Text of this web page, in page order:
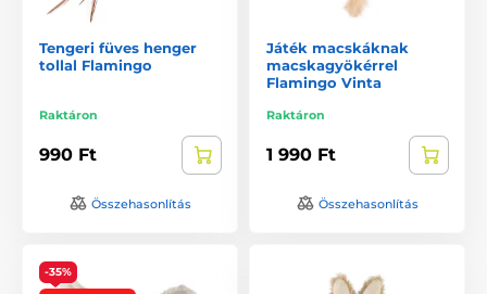
Tengeri füves henger
tollal Flamingo
Raktáron
990 Ft
Összehasonlítás
Játék macskáknak
macskagyökérrel
Flamingo Vinta
Raktáron
1 990 Ft
Összehasonlítás
-35%